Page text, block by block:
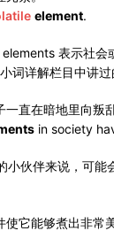
element.
表示社
词详解栏目中讲过
直在暗地里向叛
in society
小伙伴来说，可
使它能够煮出非常